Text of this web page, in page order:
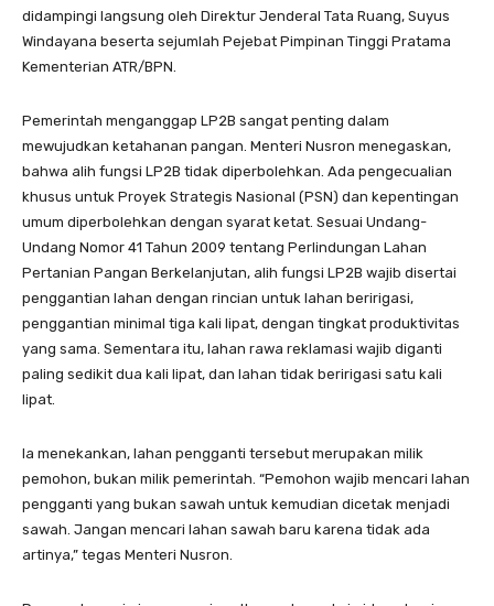
didampingi langsung oleh Direktur Jenderal Tata Ruang, Suyus
Windayana beserta sejumlah Pejebat Pimpinan Tinggi Pratama
Kementerian ATR/BPN.
Pemerintah menganggap LP2B sangat penting dalam
mewujudkan ketahanan pangan. Menteri Nusron menegaskan,
bahwa alih fungsi LP2B tidak diperbolehkan. Ada pengecualian
khusus untuk Proyek Strategis Nasional (PSN) dan kepentingan
umum diperbolehkan dengan syarat ketat. Sesuai Undang-
Undang Nomor 41 Tahun 2009 tentang Perlindungan Lahan
Pertanian Pangan Berkelanjutan, alih fungsi LP2B wajib disertai
penggantian lahan dengan rincian untuk lahan beririgasi,
penggantian minimal tiga kali lipat, dengan tingkat produktivitas
yang sama. Sementara itu, lahan rawa reklamasi wajib diganti
paling sedikit dua kali lipat, dan lahan tidak beririgasi satu kali
lipat.
Ia menekankan, lahan pengganti tersebut merupakan milik
pemohon, bukan milik pemerintah. “Pemohon wajib mencari lahan
pengganti yang bukan sawah untuk kemudian dicetak menjadi
sawah. Jangan mencari lahan sawah baru karena tidak ada
artinya,” tegas Menteri Nusron.